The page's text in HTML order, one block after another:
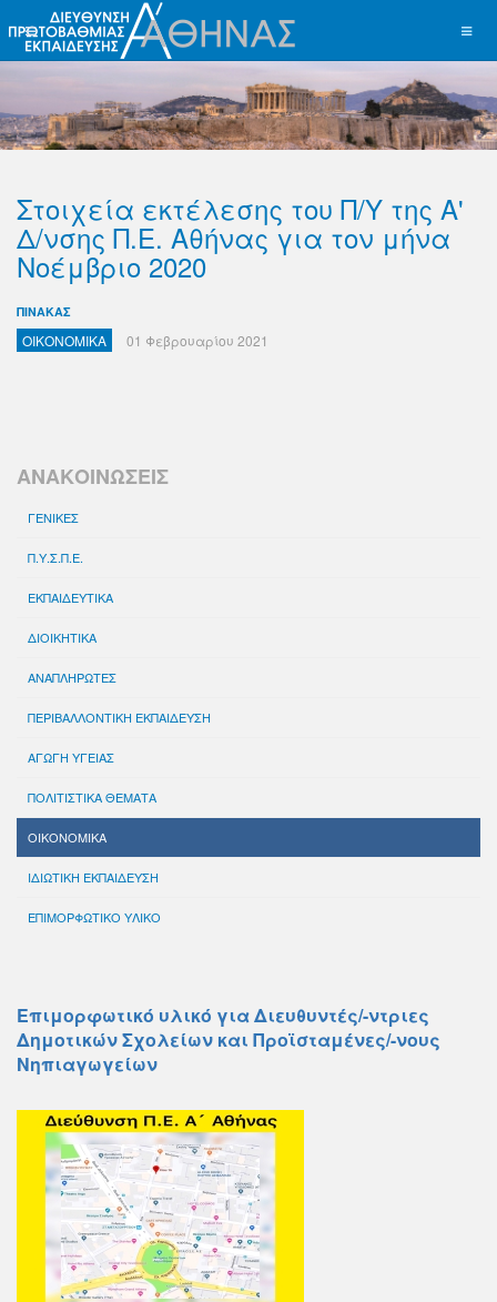
Στοιχεία εκτέλεσης του Π/Υ της Α'
Δ/νσης Π.Ε. Αθήνας για τον μήνα
Νοέμβριο 2020
ΠΙΝΑΚΑΣ
ΟΙΚΟΝΟΜΙΚΑ 01 Φεβρουαρίου 2021
ΑΝΑΚΟΙΝΩΣΕΙΣ
ΓΕΝΙΚΕΣ
Π.Υ.Σ.Π.Ε.
ΕΚΠΑΙΔΕΥΤΙΚΑ
ΔΙΟΙΚΗΤΙΚΑ
ΑΝΑΠΛΗΡΩΤΕΣ
ΠΕΡΙΒΑΛΛΟΝΤΙΚΗ ΕΚΠΑΙΔΕΥΣΗ
ΑΓΩΓΗ ΥΓΕΙΑΣ
ΠΟΛΙΤΙΣΤΙΚΑ ΘΕΜΑΤΑ
ΟΙΚΟΝΟΜΙΚΑ
ΙΔΙΩΤΙΚΗ ΕΚΠΑΙΔΕΥΣΗ
ΕΠΙΜΟΡΦΩΤΙΚΟ ΥΛΙΚΟ
Επιμορφωτικό υλικό για Διευθυντές/-ντριες
Δημοτικών Σχολείων και Προϊσταμένες/-νους
Νηπιαγωγείων